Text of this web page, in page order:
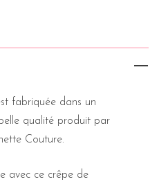
fabriquée dans un
qualité produit par
Couture.
avec ce crêpe de